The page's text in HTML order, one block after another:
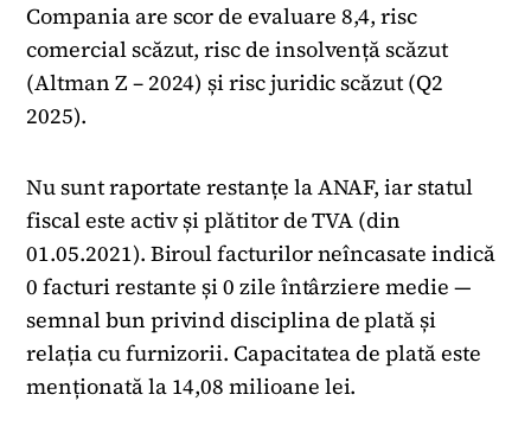
Compania are scor de evaluare 8,4, risc
comercial scăzut, risc de insolvență scăzut
(Altman Z – 2024) și risc juridic scăzut (Q2
2025).
Nu sunt raportate restanțe la ANAF, iar statul
fiscal este activ și plătitor de TVA (din
01.05.2021). Biroul facturilor neîncasate indică
0 facturi restante și 0 zile întârziere medie —
semnal bun privind disciplina de plată și
relația cu furnizorii. Capacitatea de plată este
menționată la 14,08 milioane lei.